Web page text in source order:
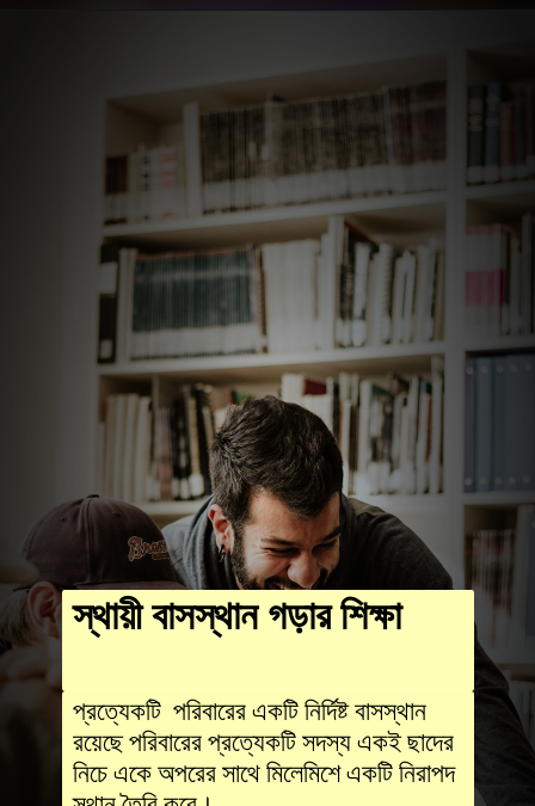
স্থায়ী বাসস্থান গড়ার শিক্ষা
প্রত্যেকটি পরিবারের একটি নির্দিষ্ট বাসস্থান
রয়েছে পরিবারের প্রত্যেকটি সদস্য একই ছাদের
নিচে একে অপরের সাথে মিলেমিশে একটি নিরাপদ